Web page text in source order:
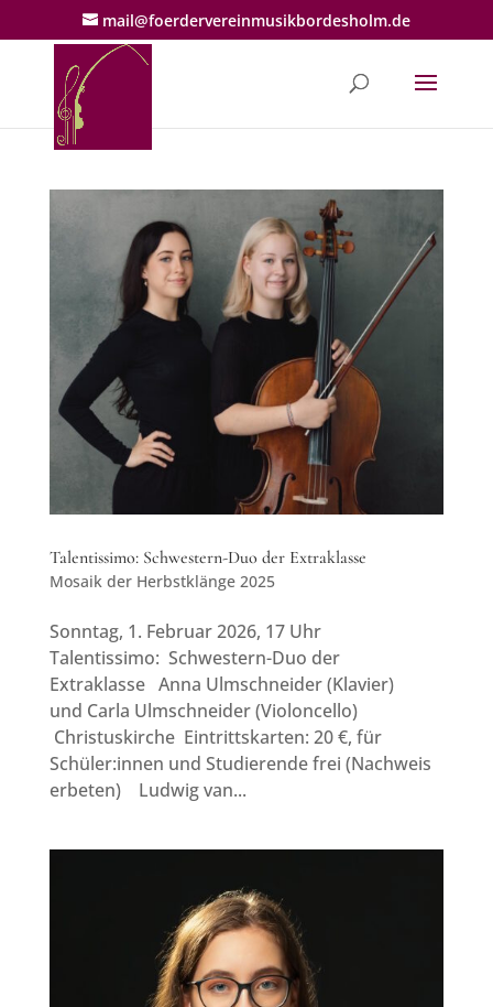
mail@foerdervereinmusikbordesholm.de
Talentissimo: Schwestern-Duo der Extraklasse
Mosaik der Herbstklänge 2025
Sonntag, 1. Februar 2026, 17 Uhr
Talentissimo: Schwestern-Duo der
Extraklasse Anna Ulmschneider (Klavier)
und Carla Ulmschneider (Violoncello)
Christuskirche Eintrittskarten: 20 €, für
Schüler:innen und Studierende frei (Nachweis
erbeten) Ludwig van...